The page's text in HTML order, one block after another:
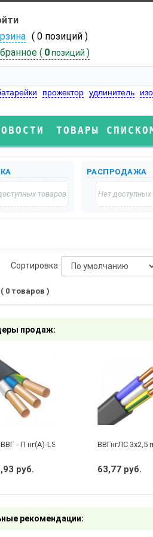
( 0 позиций )
( 0 позиций )
прожектор удлинитель
ТОВАРЫ
товаров
РАСПРОДАЖА
Нет доступных
Сортировка
( 0 товаров )
продаж:
(цена за бухту 50м)
- П нг(А)-LS 3 х 2,5 ГОСТ
руб.
ВВГнгЛС 3x2,5
63,77 руб.
рекомендации: